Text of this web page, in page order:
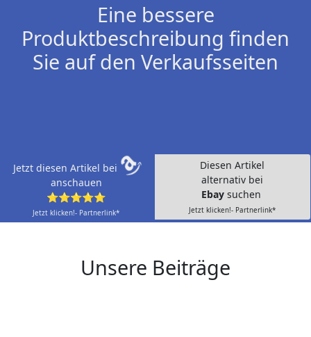
Eine bessere
Produktbeschreibung finden
Sie auf den Verkaufsseiten
Jetzt diesen Artikel bei
anschauen
⭐⭐⭐⭐⭐
Jetzt klicken!- Partnerlink*
Diesen Artikel
alternativ bei
Ebay suchen
Jetzt klicken!- Partnerlink*
Unsere Beiträge